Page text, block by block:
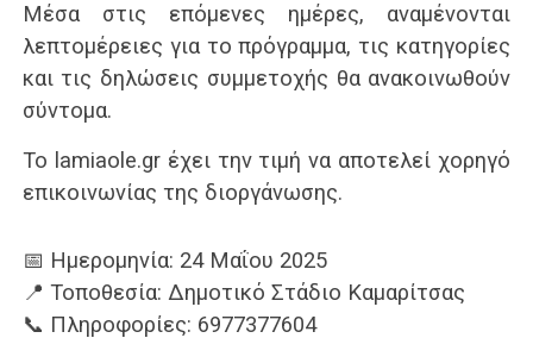
Μέσα στις επόμενες ημέρες, αναμένονται
λεπτομέρειες για το πρόγραμμα, τις κατηγορίες
και τις δηλώσεις συμμετοχής θα ανακοινωθούν
σύντομα.
Το lamiaole.gr έχει την τιμή να αποτελεί χορηγό
επικοινωνίας της διοργάνωσης.
📅 Ημερομηνία: 24 Μαΐου 2025
📍 Τοποθεσία: Δημοτικό Στάδιο Καμαρίτσας
📞 Πληροφορίες: 6977377604